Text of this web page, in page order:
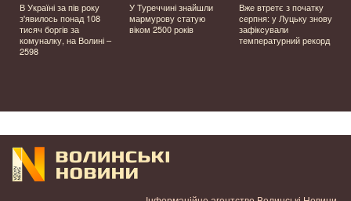
В Україні за пів року
з'явилось понад 108
тисяч боргів за
комуналку, на Волині –
2598
У Туреччині знайшли
мармурову статую
віком 2500 років
Вже втретє з початку
серпня: у Луцьку знову
зафіксували
температурний рекорд